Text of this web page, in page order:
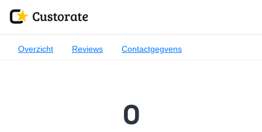
Overzicht Reviews Contactgegvens
0